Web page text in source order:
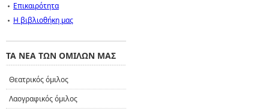
Επικαιρότητα
Η βιβλιοθήκη μας
ΤΑ ΝΕΑ ΤΩΝ ΟΜΙΛΩΝ ΜΑΣ
Θεατρικός όμιλος
Λαογραφικός όμιλος